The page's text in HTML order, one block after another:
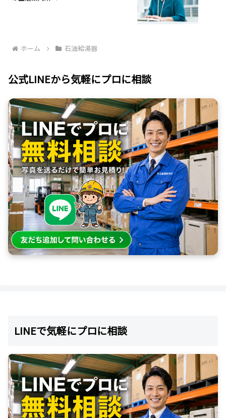
ホーム 石油給湯器
公式LINEから気軽にプロに相談
LINEで気軽にプロに相談